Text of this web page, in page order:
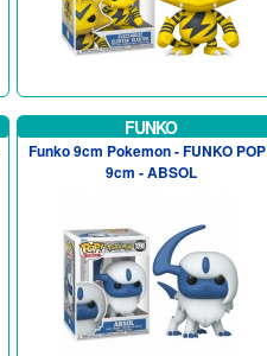
FUNKO
Funko 9cm Pokemon - FUNKO
9cm - ABSOL